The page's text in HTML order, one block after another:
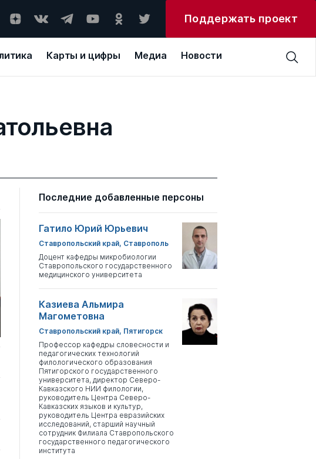
Поддержать проект
Карты и цифры Медиа Новости
Последние добавленные персоны
Гатило Юрий Юрьевич
Ставропольский край, Ставрополь
Доцент кафедры микробиологии
Ставропольского государственного
медицинского университета
Казиева Альмира
Магометовна
Ставропольский край, Пятигорск
Профессор кафедры словесности и
педагогических технологий
филологического образования
Пятигорского государственного
университета, директор Северо-
Кавказского НИИ филологии,
руководитель Центра Северо-
Кавказских языков и культур,
руководитель Центра евразийских
исследований, старший научный
сотрудник Филиала Ставропольского
государственного педагогического
института